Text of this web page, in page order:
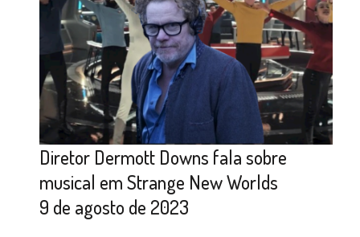
Diretor Dermott Downs fala sobre
musical em Strange New Worlds
9 de agosto de 2023